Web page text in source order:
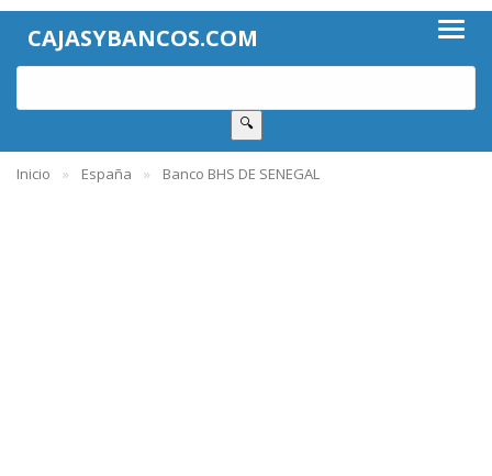
CAJASYBANCOS.COM
🔍
Inicio España Banco BHS DE SENEGAL